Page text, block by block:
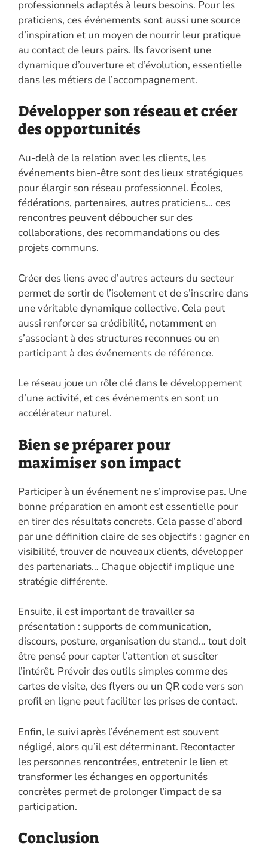
professionnels adaptés à leurs besoins. Pour les
praticiens, ces événements sont aussi une source
d’inspiration et un moyen de nourrir leur pratique
au contact de leurs pairs. Ils favorisent une
dynamique d’ouverture et d’évolution, essentielle
dans les métiers de l’accompagnement.
Développer son réseau et créer
des opportunités
Au-delà de la relation avec les clients, les
événements bien-être sont des lieux stratégiques
pour élargir son réseau professionnel. Écoles,
fédérations, partenaires, autres praticiens… ces
rencontres peuvent déboucher sur des
collaborations, des recommandations ou des
projets communs.
Créer des liens avec d’autres acteurs du secteur
permet de sortir de l’isolement et de s’inscrire dans
une véritable dynamique collective. Cela peut
aussi renforcer sa crédibilité, notamment en
s’associant à des structures reconnues ou en
participant à des événements de référence.
Le réseau joue un rôle clé dans le développement
d’une activité, et ces événements en sont un
accélérateur naturel.
Bien se préparer pour
maximiser son impact
Participer à un événement ne s’improvise pas. Une
bonne préparation en amont est essentielle pour
en tirer des résultats concrets. Cela passe d’abord
par une définition claire de ses objectifs : gagner en
visibilité, trouver de nouveaux clients, développer
des partenariats… Chaque objectif implique une
stratégie différente.
Ensuite, il est important de travailler sa
présentation : supports de communication,
discours, posture, organisation du stand… tout doit
être pensé pour capter l’attention et susciter
l’intérêt. Prévoir des outils simples comme des
cartes de visite, des flyers ou un QR code vers son
profil en ligne peut faciliter les prises de contact.
Enfin, le suivi après l’événement est souvent
négligé, alors qu’il est déterminant. Recontacter
les personnes rencontrées, entretenir le lien et
transformer les échanges en opportunités
concrètes permet de prolonger l’impact de sa
participation.
Conclusion